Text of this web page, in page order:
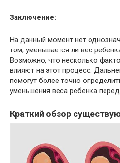
Заключение:
На данный момент нет
том, уменьшается ли вес
Возможно, что несколько
влияют на этот процесс.
помогут более точно
уменьшения веса ребенка
Краткий обзор